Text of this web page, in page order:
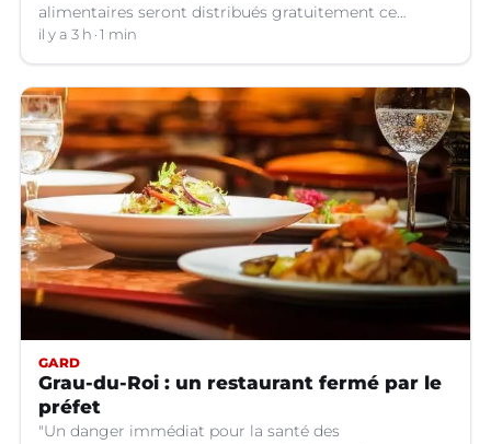
alimentaires seront distribués gratuitement ce
vendredi 7 août par les bénévoles de la Table Ouverte
à Nîmes (Gard).
il y a 3 h 1 min
GARD
Grau-du-Roi : un restaurant fermé par le
préfet
"Un danger immédiat pour la santé des